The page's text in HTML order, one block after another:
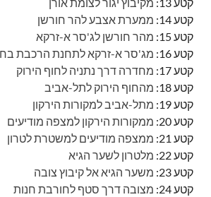
קטע 14:
ממערת אצבע להר חורשן
קטע 15:
מהר חורשן לג'סר א-זרקא
קטע 16:
מג'סר א-זרקא לתחנת הרכבת
קטע 17:
מחדרה דרך נתניה לחוף הירוק
קטע 18:
מהחוף הירוק לתל-אביב
קטע 19:
מתל-אביב למקורות הירקון
קטע 20:
ממקורות הירקון למצפה מודיעים
קטע 21:
ממצפה מודיעים למשטרת לטרון
קטע 22:
מלטרון לשער הגיא
קטע 23:
משער הגיא אל קיבוץ צובה
קטע 24:
מצובה דרך סטף לחורבת חנות